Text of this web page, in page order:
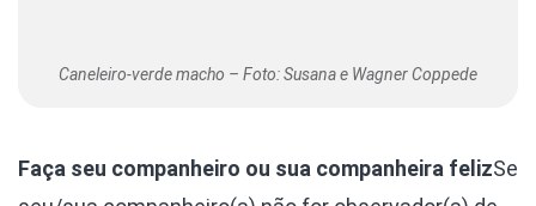
Caneleiro-verde macho – Foto: Susana e Wagner Coppede
Faça seu companheiro ou sua companheira felizSe